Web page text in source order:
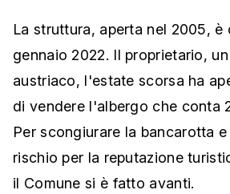
La struttura, aperta nel 2005, è
gennaio 2022. Il proprietario,
austriaco, l'estate scorsa ha
di vendere l'albergo che conta
Per scongiurare la bancarotta
rischio per la reputazione
il Comune si è fatto avanti.